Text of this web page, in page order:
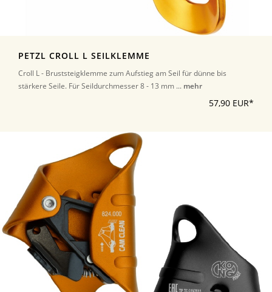
PETZL CROLL L SEILKLEMME
Croll L - Bruststeigklemme zum Aufstieg am Seil für dünne bis
stärkere Seile. Für Seildurchmesser 8 - 13 mm ... mehr
57,90 EUR*